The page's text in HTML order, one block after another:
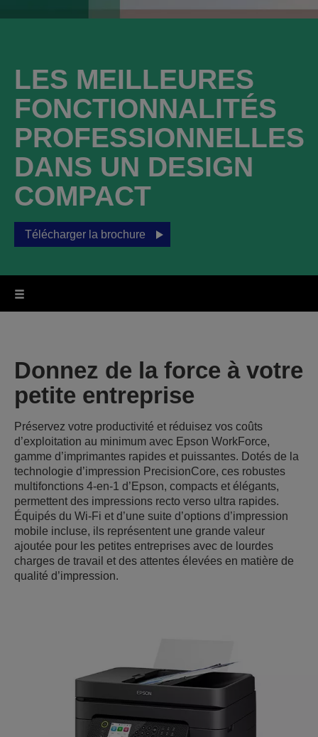
LES MEILLEURES
FONCTIONNALITÉS
PROFESSIONNELLES
DANS UN DESIGN
COMPACT
Télécharger la brochure
Donnez de la force à votre
petite entreprise
Préservez votre productivité et réduisez vos coûts
d’exploitation au minimum avec Epson WorkForce,
gamme d’imprimantes rapides et puissantes. Dotés de la
technologie d’impression PrecisionCore, ces robustes
multifonctions 4-en-1 d’Epson, compacts et élégants,
permettent des impressions recto verso ultra rapides.
Équipés du Wi-Fi et d’une suite d’options d’impression
mobile incluse, ils représentent une grande valeur
ajoutée pour les petites entreprises avec de lourdes
charges de travail et des attentes élevées en matière de
qualité d’impression.